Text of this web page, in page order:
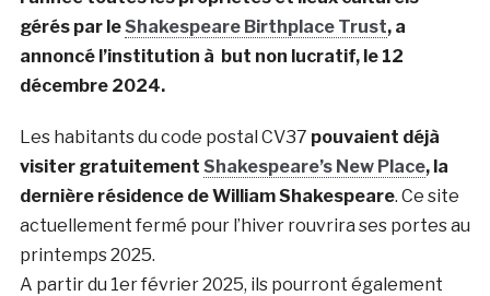
gérés par leShakespeare Birthplace Trust, a
annoncé l’institution à but non lucratif, le 12
décembre 2024.
Les habitants du code postal CV37 pouvaient déjà
visiter gratuitement Shakespeare’s New Place, la
dernière résidence de William Shakespeare. Ce site
actuellement fermé pour l’hiver rouvrira ses portes au
printemps 2025.
A partir du 1er février 2025, ils pourront également